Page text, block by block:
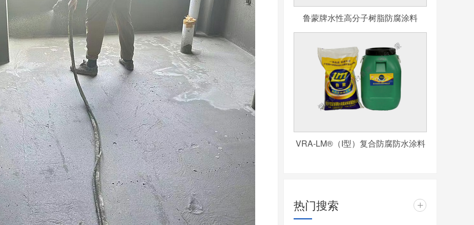
鲁蒙牌水性高分子树脂防腐涂料
VRA-LM®（I型）复合防腐防水涂料
热门搜索 +